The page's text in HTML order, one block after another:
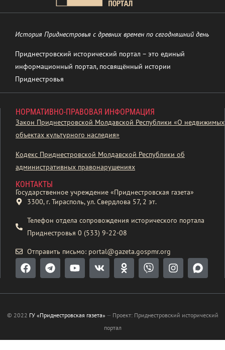
История Приднестровья с древних времен по сегодняшний день
Приднестровский исторический портал – это единый
информационный портал, посвящённый истории
Приднестровья
НОРМАТИВНО-ПРАВОВАЯ ИНФОРМАЦИЯ
Закон Приднестровской Молдавской Республики «О недвижимых
объектах культурного наследия»
Кодекс Приднестровской Молдавской Республики об
административных правонарушениях
КОНТАКТЫ
Государственное учреждение «Приднестровская газета»
3300, г. Тирасполь, ул. Свердлова 57, 2 эт.
Телефон отдела сопровождения исторического портала
Приднестровья 0 (533) 9-22-08
Отправить письмо: portal@gazeta.gospmr.org
© 2022 ГУ «Приднестровская газета» — Проект: Приднестровский исторический
портал